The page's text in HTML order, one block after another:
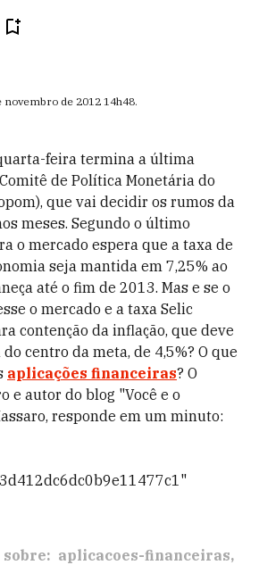
novembro de 2012 14h48.
feira termina a última
de Política Monetária do
que vai decidir os rumos da
meses. Segundo o último
o mercado espera que a taxa de
seja mantida em 7,25% ao
até o fim de 2013. Mas e se o
o mercado e a taxa Selic
contenção da inflação, que deve
centro da meta, de 4,5%? O que
aplicações financeiras? O
e autor do blog "Você e o
responde em um minuto:
sobre: aplicacoes-financeiras